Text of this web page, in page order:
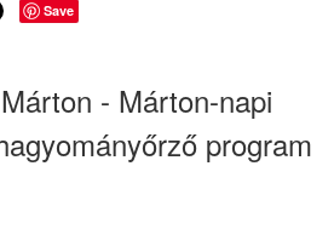
Save
- Márton-napi
program